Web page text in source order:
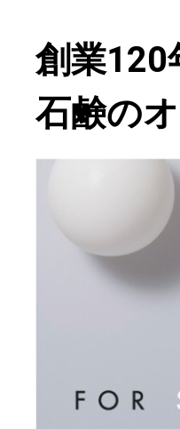
創業120
石鹸の